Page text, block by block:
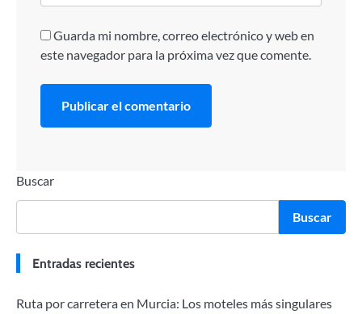
Guarda mi nombre, correo electrónico y web en
este navegador para la próxima vez que comente.
Buscar
Buscar
Entradas recientes
Ruta por carretera en Murcia: Los moteles más singulares